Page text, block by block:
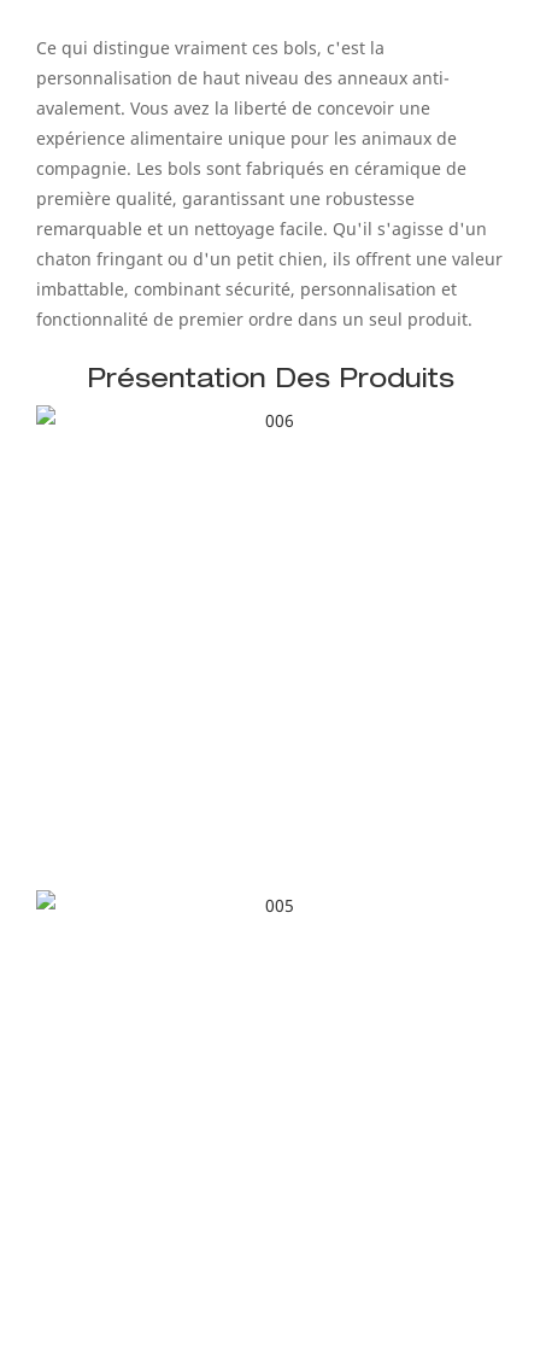
Ce qui distingue vraiment ces bols, c'est la
personnalisation de haut niveau des anneaux anti-
avalement. Vous avez la liberté de concevoir une
expérience alimentaire unique pour les animaux de
compagnie. Les bols sont fabriqués en céramique de
première qualité, garantissant une robustesse
remarquable et un nettoyage facile. Qu'il s'agisse d'un
chaton fringant ou d'un petit chien, ils offrent une valeur
imbattable, combinant sécurité, personnalisation et
fonctionnalité de premier ordre dans un seul produit.
Présentation Des Produits